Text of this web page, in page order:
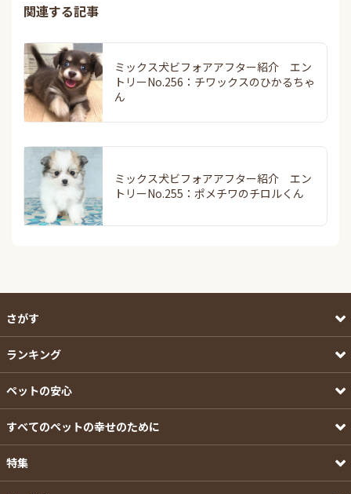
関連する記事
ミックス犬ビフォアアフター紹介 エン
トリーNo.256：チワックスのひかるちゃ
ん
ミックス犬ビフォアアフター紹介 エン
トリーNo.255：ポメチワのチロルくん
さがす
ランキング
ペットの安心
すべてのペットの幸せのために
特集